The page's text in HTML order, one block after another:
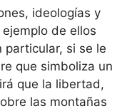
ideologías y
de ellos
particular, si se le
que simboliza un
que la libertad,
las montañas